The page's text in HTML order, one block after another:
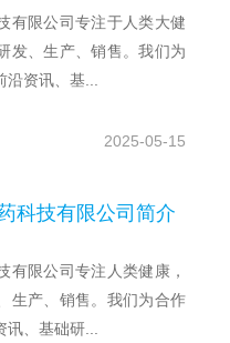
有限公司专注于人类大健
发、生产、销售。我们为
资讯、基...
2025-05-15
科技有限公司简介
有限公司专注人类健康，
生产、销售。我们为合作
、基础研...